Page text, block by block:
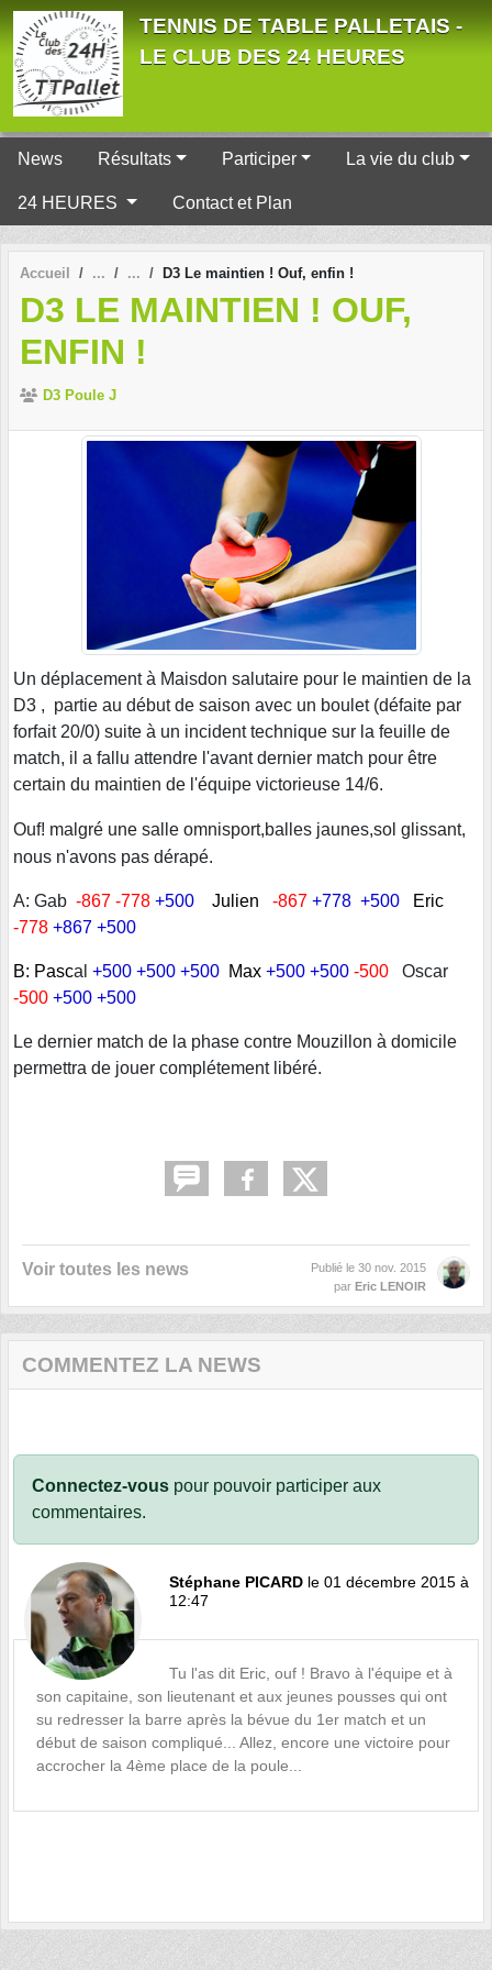
TENNIS DE TABLE PALLETAIS -
LE CLUB DES 24 HEURES
News Résultats Participer La vie du club
24 HEURES Contact et Plan
Accueil D3 Le maintien ! Ouf, enfin !
D3 LE MAINTIEN ! OUF,
ENFIN !
D3 Poule J
Un déplacement à Maisdon salutaire pour le maintien de la
D3 , partie au début de saison avec un boulet (défaite par
forfait 20/0) suite à un incident technique sur la feuille de
match, il a fallu attendre l'avant dernier match pour être
certain du maintien de l'équipe victorieuse 14/6.
Ouf! malgré une salle omnisport,balles jaunes,sol glissant,
nous n'avons pas dérapé.
A: Gab -867 -778 +500 Julien -867 +778 +500
Eric
-778 +867 +500
B: Pascal +500 +500 +500 Max +500 +500 -500 Oscar
-500 +500 +500
Le dernier match de la phase contre Mouzillon à domicile
permettra de jouer complétement libéré.
Voir toutes les news Publié le 30 nov. 2015
par Eric LENOIR
COMMENTEZ LA NEWS
Connectez-vous pour pouvoir participer aux
commentaires.
Stéphane PICARD le 01 décembre 2015 à
12:47
Tu l'as dit Eric, ouf ! Bravo à l'équipe et à
son capitaine, son lieutenant et aux jeunes pousses qui ont
su redresser la barre après la bévue du 1er match et un
début de saison compliqué... Allez, encore une victoire pour
accrocher la 4ème place de la poule...
Panneau de gestion des cookies